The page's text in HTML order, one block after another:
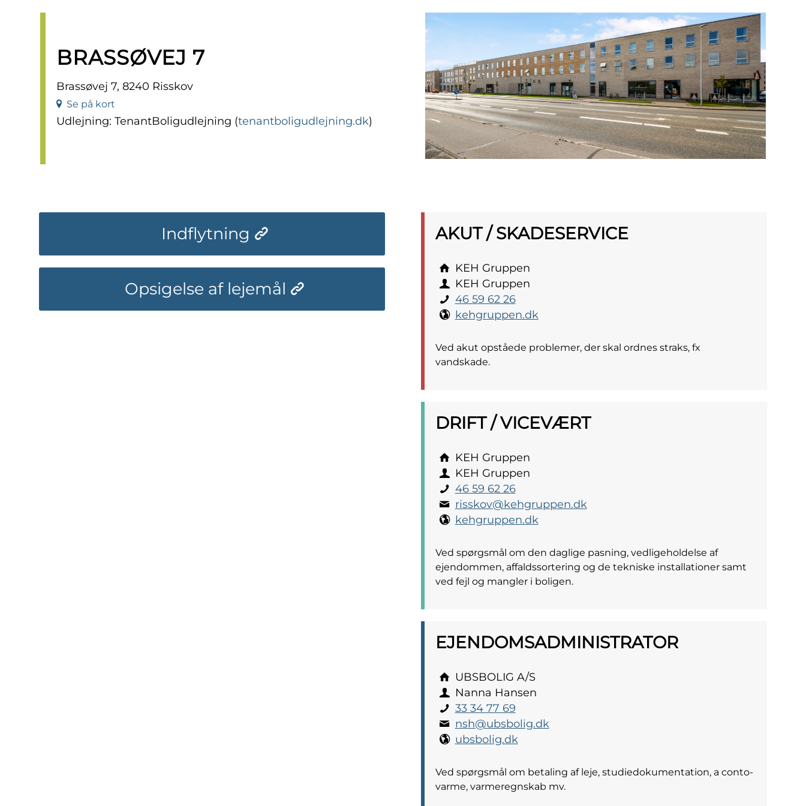
BRASSØVEJ 7
Brassøvej 7, 8240 Risskov
Se på kort
Udlejning: TenantBoligudlejning (tenantboligudlejning.dk)
Indflytning
Opsigelse af lejemål
AKUT / SKADESERVICE
KEH Gruppen
KEH Gruppen
46 59 62 26
kehgruppen.dk
Ved akut opståede problemer, der skal ordnes straks, fx
vandskade.
DRIFT / VICEVÆRT
KEH Gruppen
KEH Gruppen
46 59 62 26
risskov@kehgruppen.dk
kehgruppen.dk
Ved spørgsmål om den daglige pasning, vedligeholdelse af
ejendommen, affaldssortering og de tekniske installationer samt
ved fejl og mangler i boligen.
EJENDOMS­ADMINISTRATOR
UBSBOLIG A/S
Nanna Hansen
33 34 77 69
nsh@ubsbolig.dk
ubsbolig.dk
Ved spørgsmål om betaling af leje, studiedokumentation, a conto-
varme, varmeregnskab mv.